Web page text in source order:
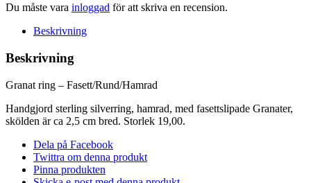
Du måste vara inloggad för att skriva en recension.
Beskrivning
Beskrivning
Granat ring – Fasett/Rund/Hamrad
Handgjord sterling silverring, hamrad, med fasettslipade Granater,
skölden är ca 2,5 cm bred. Storlek 19,00.
Dela på Facebook
Twittra om denna produkt
Pinna produkten